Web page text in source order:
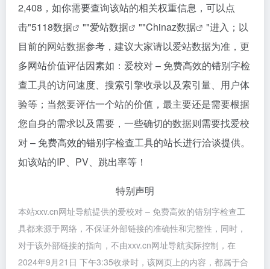
2,408，如你需要查询该站的相关权重信息，可以点
击"5118数据 ""爱站数据 ""Chinaz数据
"进入；以
目前的网站数据参考，建议大家请以爱站数据为准，更
多网站价值评估因素如：爱校对 – 免费高效的错别字检
查工具的访问速度、搜索引擎收录以及索引量、用户体
验等；当然要评估一个站的价值，最主要还是需要根据
您自身的需求以及需要，一些确切的数据则需要找爱校
对 – 免费高效的错别字检查工具的站长进行洽谈提供。
如该站的IP、PV、跳出率等！
特别声明
本站xxv.cn网址导航提供的爱校对 – 免费高效的错别字检查工
具都来源于网络，不保证外部链接的准确性和完整性，同时，
对于该外部链接的指向，不由xxv.cn网址导航实际控制，在
2024年9月21日 下午3:35收录时，该网页上的内容，都属于合